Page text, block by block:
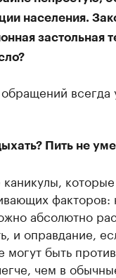
населения.
застольная
всегда
Пить не
факторов:
абсолютно
и оправдание,
могут быть
чем в